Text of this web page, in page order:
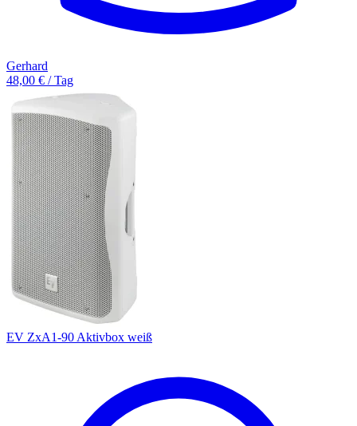
Gerhard
48,00 € / Tag
EV ZxA1-90 Aktivbox weiß